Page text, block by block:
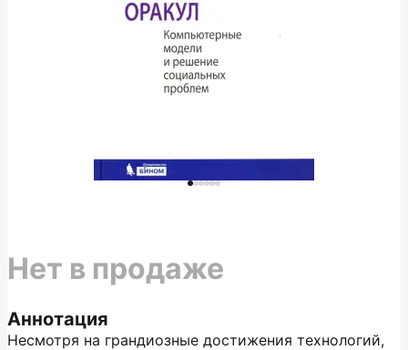
Аннотация
Несмотря на грандиозные достижения технологий,
Нет в продаже